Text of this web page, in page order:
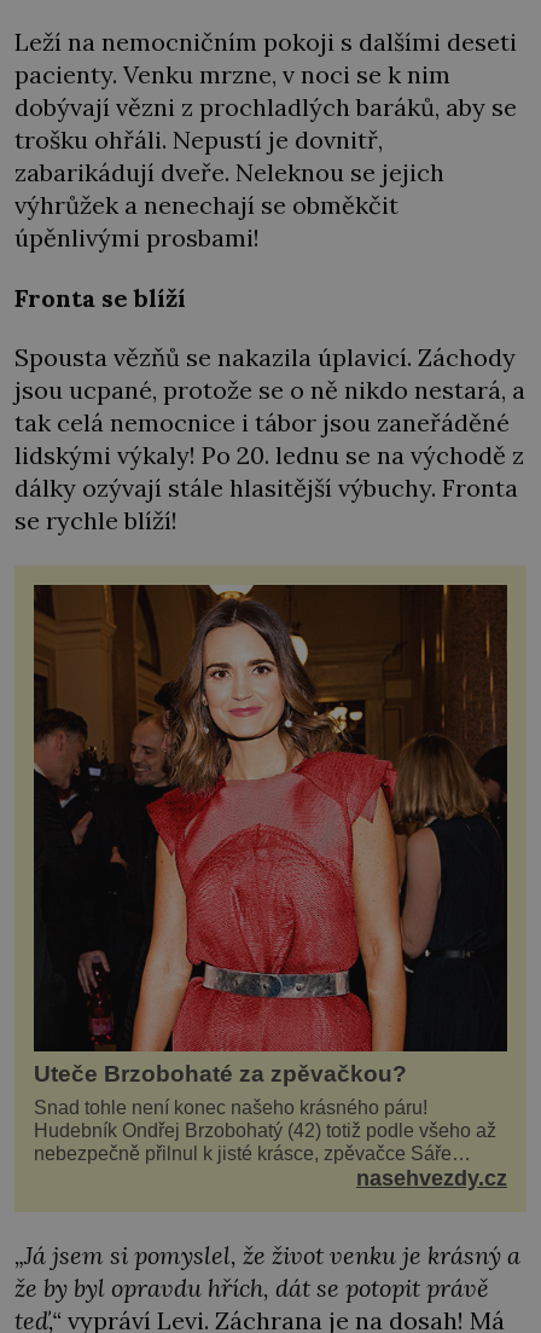
Leží na nemocničním pokoji s dalšími deseti
pacienty. Venku mrzne, v noci se k nim
dobývají vězni z prochladlých baráků, aby se
trošku ohřáli. Nepustí je dovnitř,
zabarikádují dveře. Neleknou se jejich
výhrůžek a nenechají se obměkčit
úpěnlivými prosbami!
Fronta se blíží
Spousta vězňů se nakazila úplavicí. Záchody
jsou ucpané, protože se o ně nikdo nestará, a
tak celá nemocnice i tábor jsou zaneřáděné
lidskými výkaly! Po 20. lednu se na východě z
dálky ozývají stále hlasitější výbuchy. Fronta
se rychle blíží!
Uteče Brzobohaté za zpěvačkou?
Snad tohle není konec našeho krásného páru!
Hudebník Ondřej Brzobohatý (42) totiž podle všeho až
nebezpečně přilnul k jisté krásce, zpěvačce Sáře
Milfajtové (33), která jednou byla hostem v pořadu
nasehvezdy.cz
„Já jsem si pomyslel, že život venku je krásný a
že by byl opravdu hřích, dát se potopit právě
teď,“ vypráví Levi. Záchrana je na dosah! Má